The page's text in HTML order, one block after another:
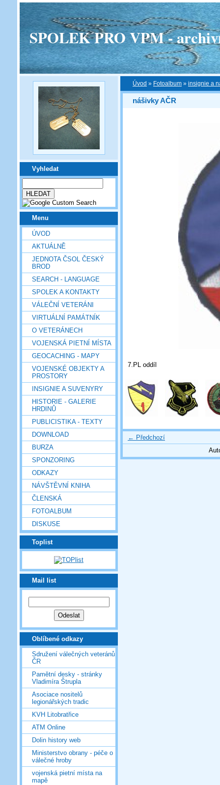
SPOLEK PRO VPM -
Vyhledat
Menu
ÚVOD
AKTUÁLNĚ
JEDNOTA ČSOL ČESKÝ
BROD
SEARCH - LANGUAGE
SPOLEK A KONTAKTY
VÁLEČNÍ VETERÁNI
VIRTUÁLNÍ PAMÁTNÍK
O VETERÁNECH
VOJENSKÁ PIETNÍ MÍSTA
GEOCACHING - MAPY
VOJENSKÉ OBJEKTY A
PROSTORY
INSIGNIE A SUVENYRY
HISTORIE - GALERIE
HRDINŮ
PUBLICISTIKA - TEXTY
DOWNLOAD
BURZA
SPONZORING
ODKAZY
NÁVŠTĚVNÍ KNIHA
ČLENSKÁ
FOTOALBUM
DISKUSE
Toplist
Mail list
Oblíbené odkazy
Sdružení válečných veteránů
ČR
Pamětní desky - stránky
Vladimíra Štrupla
Asociace nositelů
legionářských tradic
KVH Litobratřice
ATM Online
Dolin history web
Ministerstvo obrany - péče o
válečné hroby
vojenská pietní místa na
mapě
Úvod » Fotoalbum » insignie a
nášivky AČR
7.PL oddíl
← Předchozí